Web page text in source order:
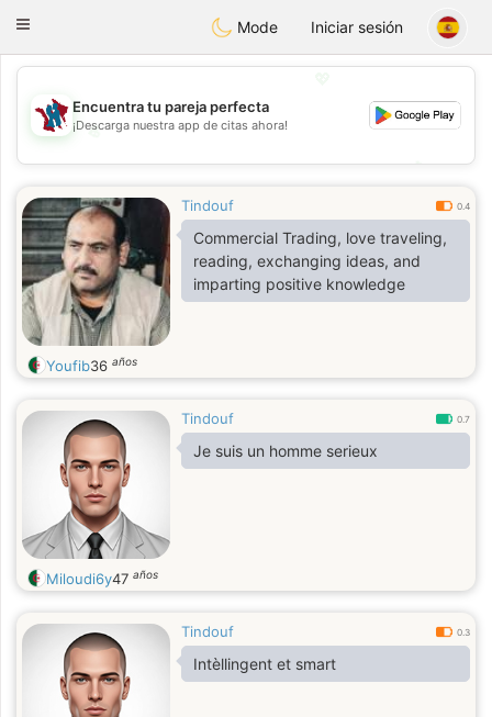
JTaimerais
Toggle
Mode Iniciar sesión
💖
💕
Encuentra tu pareja perfecta
¡Descarga nuestra app de citas ahora!
Tindouf 0.4
Commercial Trading, love traveling,
reading, exchanging ideas, and
imparting positive knowledge
Youfib36 años
Tindouf 0.7
Je suis un homme serieux
Miloudi6y47 años
Tindouf 0.3
Intèllingent et smart